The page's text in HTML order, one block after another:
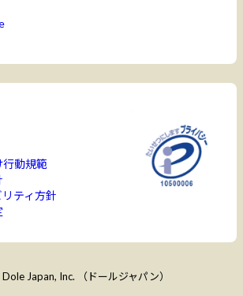
行動規範
ティ方針
Japan, Inc. （ドールジャパン）